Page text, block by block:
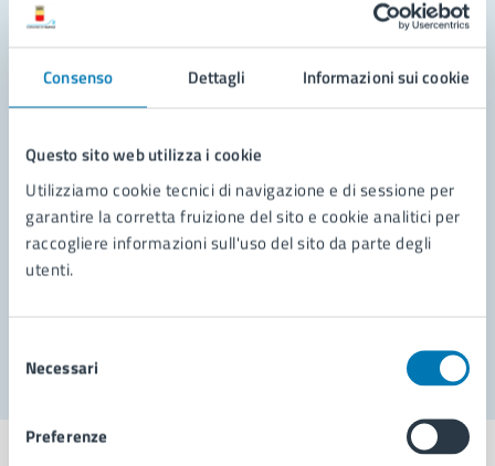
Consenso Dettagli Informazioni sui cookie
Questo sito web utilizza i cookie
Utilizziamo cookie tecnici di navigazione e di sessione per
garantire la corretta fruizione del sito e cookie analitici per
raccogliere informazioni sull'uso del sito da parte degli
utenti.
delNecessari
Preferenze
Contatta il comune
Richiedi assistenza
Prenota appuntamento
Problemi in città